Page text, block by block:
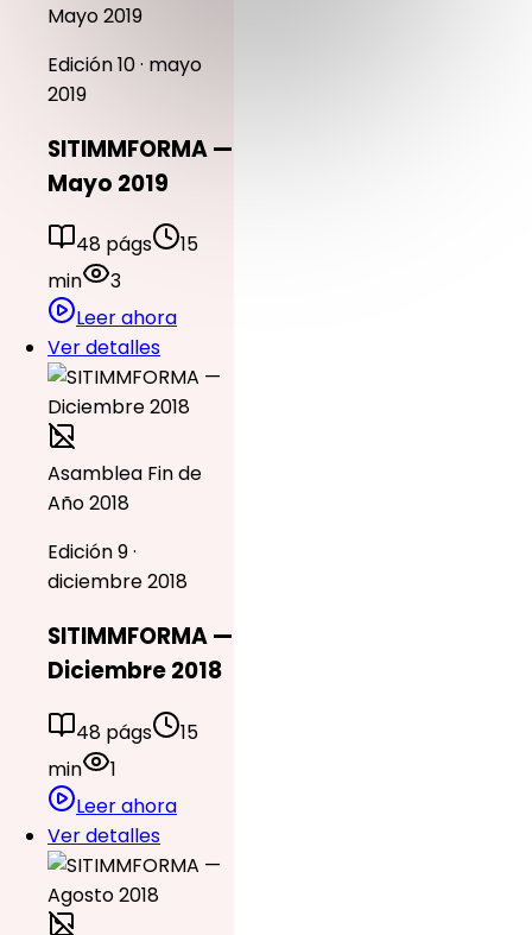
Mayo 2019
Edición 10 · mayo
2019
SITIMMFORMA —
Mayo 2019
48 págs
15
min
3
Leer ahora
Ver detalles
Asamblea Fin de
Año 2018
Edición 9 ·
diciembre 2018
SITIMMFORMA —
Diciembre 2018
48 págs
15
min
1
Leer ahora
Ver detalles